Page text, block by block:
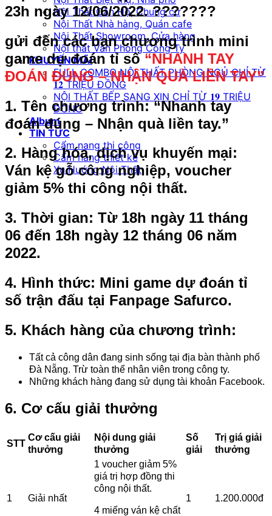
Nội Thất Căn Hộ, Chung cư
Nội Thất Nhà hàng, Quán cafe
Nội Thất Showroom, Cửa hàng
Nội thất Văn Phòng Công Ty
KHUYẾN MÃI
FULL COMBO NỘI THẤT PHÒNG NGỦ CHỈ TỪ
𝟏𝟐 TRIỆU ĐỒNG
NỘI THẤT BẾP SANG XỊN CHỈ TỪ 𝟏𝟗 TRIỆU
ĐỒNG
Album
TIN TỨC
Cẩm nang thi công
Cẩm nang thiết kế
Xu Hướng Nội Thất
23h ngày 12/06/2022. ???????
gửi đến các bạn chương trình mini
game dự đoán tỉ số“NHANH TAY
ĐOÁN ĐÚNG – NHẬN QUÀ LIỀN TAY”
1. Tên chương trình:“Nhanh tay
đoán đúng – Nhận quà liền tay.”
2. Hàng hóa, dịch vụ khuyến mại:
Ván kệ gỗ công nghiệp, voucher
giảm 5% thi công nội thất.
3. Thời gian: Từ 18h ngày 11 tháng
06 đến 18h ngày 12 tháng 06 năm
2022.
4. Hình thức: Mini game dự đoán tỉ
số trận đấu tại Fanpage Safurco.
5. Khách hàng của chương trình:
Tất cả công dân đang sinh sống tại địa bàn thành phố
Đà Nẵng. Trừ toàn thể nhân viên trong công ty.
Những khách hàng đang sử dụng tài khoản Facebook.
6. Cơ cấu giải thưởng
STT
Cơ cấu giải
thưởng
Nội dung giải
thưởng
Số
giải
Trị giá giải
thưởng
1 Giải nhất
1 voucher giảm 5%
giá trị hợp đồng thi
công nội thất.
4 miếng ván kệ chất
1 1.200.000đ